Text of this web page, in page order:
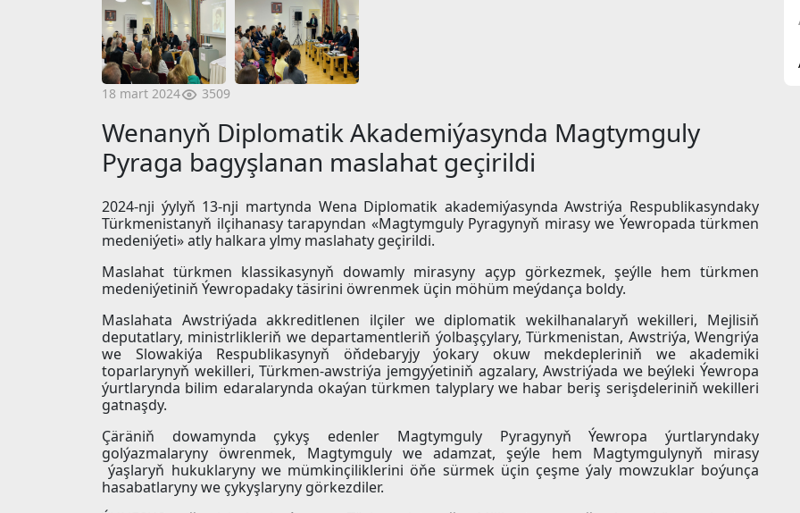
18 mart 2024 3509
Wenanyň Diplomatik Akademiýasynda Magtymguly
Pyraga bagyşlanan maslahat geçirildi
2024-nji ýylyň 13-nji martynda Wena Diplomatik akademiýasynda Awstriýa Respublikasyndaky
Türkmenistanyň ilçihanasy tarapyndan «Magtymguly Pyragynyň mirasy we Ýewropada türkmen
medeniýeti» atly halkara ylmy maslahaty geçirildi.
Maslahat türkmen klassikasynyň dowamly mirasyny açyp görkezmek, şeýlle hem türkmen
medeniýetiniň Ýewropadaky täsirini öwrenmek üçin möhüm meýdança boldy.
Maslahata Awstriýada akkreditlenen ilçiler we diplomatik wekilhanalaryň wekilleri, Mejlisiň
deputatlary, ministrlikleriň we departamentleriň ýolbaşçylary, Türkmenistan, Awstriýa, Wengriýa
we Slowakiýa Respublikasynyň öňdebaryjy ýokary okuw mekdepleriniň we akademiki
toparlarynyň wekilleri, Türkmen-awstriýa jemgyýetiniň agzalary, Awstriýada we beýleki Ýewropa
ýurtlarynda bilim edaralarynda okaýan türkmen talyplary we habar beriş serişdeleriniň wekilleri
gatnaşdy.
Çäräniň dowamynda çykyş edenler Magtymguly Pyragynyň Ýewropa ýurtlaryndaky
golýazmalaryny öwrenmek, Magtymguly we adamzat, şeýle hem Magtymgulynyň mirasy
ýaşlaryň hukuklaryny we mümkinçiliklerini öňe sürmek üçin çeşme ýaly mowzuklar boýunça
hasabatlaryny we çykyşlaryny görkezdiler.